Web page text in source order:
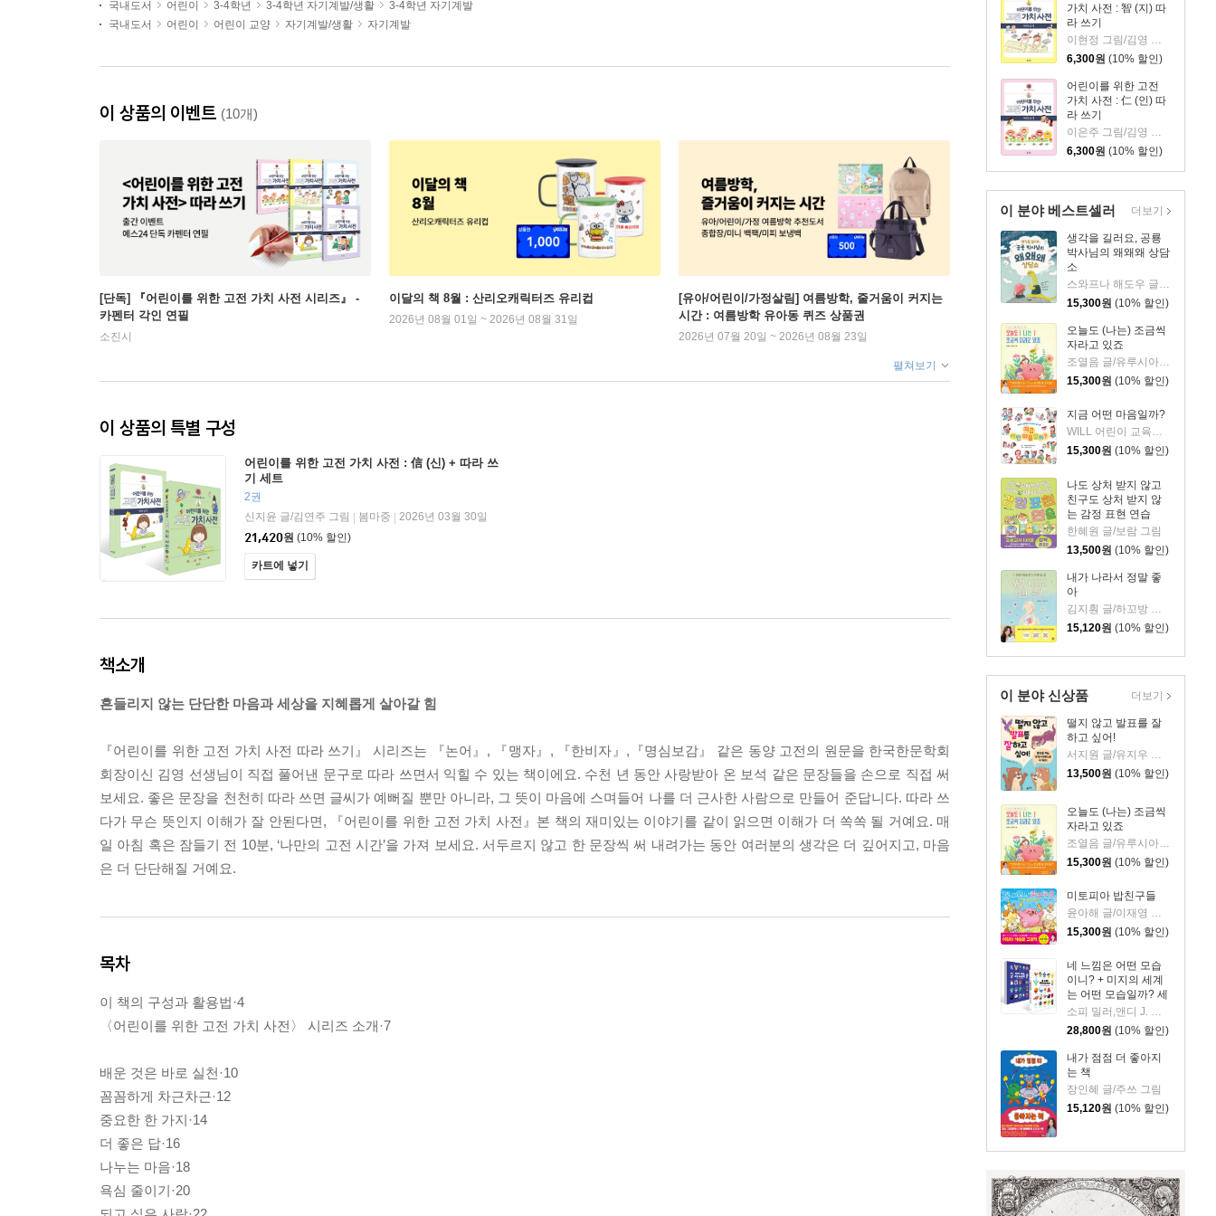
가치 사전 : 智 (지) 따
라 쓰기
이현정 그림/김영 감수
6,300원 (10% 할인)
어린이를 위한 고전
가치 사전 : 仁 (인) 따
라 쓰기
이은주 그림/김영 감수
6,300원 (10% 할인)
이 분야 베스트셀러
생각을 길러요, 공룡
박사님의 왜왜왜 상담
소
스와프나 해도우 글/이팅 리 그림/엠버 오웬 감수/엄혜숙 역
15,300원 (10% 할인)
오늘도 (나는) 조금씩
자라고 있죠
조열음 글/유루시아 그림
15,300원 (10% 할인)
지금 어떤 마음일까?
WILL 어린이 교육연구소 글/스미모토 나나미 그림
15,300원 (10% 할인)
나도 상처 받지 않고
친구도 상처 받지 않
는 감정 표현 연습
한혜원 글/보람 그림
13,500원 (10% 할인)
내가 나라서 정말 좋
아
김지훤 글/하꼬방 그림
15,120원 (10% 할인)
더보기
이 분야 신상품
떨지 않고 발표를 잘
하고 싶어!
서지원 글/유지우 그림
13,500원 (10% 할인)
오늘도 (나는) 조금씩
자라고 있죠
15,300원 (10% 할인)
미토피아 밥친구들
윤아해 글/이재영 그림
15,300원 (10% 할인)
네 느낌은 어떤 모습
이니? + 미지의 세계
는 어떤 모습일까? 세
트
소피 밀러,앤디 J. 피자 글그림/김세실 역
28,800원 (10% 할인)
내가 점점 더 좋아지
는 책
장인혜 글/주쓰 그림
15,120원 (10% 할인)
더보기
국내도서
어린이 3-4학년 3-4학년 자기계발/생활
3-4학년 자기계발
국내도서
어린이 어린이 교양 자기계발/생활 자기계발
이 상품의 이벤트 (10개)
[단독] 『어린이를 위한 고전 가치 사전 시리즈』 -
카펜터 각인 연필
소진시
이달의 책 8월 : 산리오캐릭터즈 유리컵
2026년 08월 01일 ~ 2026년 08월 31일
[유아/어린이/가정살림] 여름방학, 줄거움이 커지는
시간 : 여름방학 유아동 퀴즈 상품권
2026년 07월 20일 ~ 2026년 08월 23일
펼쳐보기
이 상품의 특별 구성
어린이를 위한 고전 가치 사전 : 信 (신) + 따라 쓰
기 세트
2권
신지윤 글/김연주 그림
봄마중
2026년 03월 30일
21,420원 (10% 할인)
카트에 넣기
책소개
흔들리지 않는 단단한 마음과 세상을 지혜롭게 살아갈 힘
『어린이를 위한 고전 가치 사전 따라 쓰기』 시리즈는 『논어』, 『맹자』, 『한비자』,『명심보감』 같은 동양 고전의 원문을 한국한문학회
회장이신 김영 선생님이 직접 풀어낸 문구로 따라 쓰면서 익힐 수 있는 책이에요. 수천 년 동안 사랑받아 온 보석 같은 문장들을 손으로 직접 써
보세요. 좋은 문장을 천천히 따라 쓰면 글씨가 예뻐질 뿐만 아니라, 그 뜻이 마음에 스며들어 나를 더 근사한 사람으로 만들어 준답니다. 따라 쓰
다가 무슨 뜻인지 이해가 잘 안된다면, 『어린이를 위한 고전 가치 사전』본 책의 재미있는 이야기를 같이 읽으면 이해가 더 쏙쏙 될 거예요. 매
일 아침 혹은 잠들기 전 10분, ‘나만의 고전 시간’을 가져 보세요. 서두르지 않고 한 문장씩 써 내려가는 동안 여러분의 생각은 더 깊어지고, 마음
은 더 단단해질 거예요.
목차
이 책의 구성과 활용법·4
〈어린이를 위한 고전 가치 사전〉 시리즈 소개·7
배운 것은 바로 실천·10
꼼꼼하게 차근차근·12
중요한 한 가지·14
더 좋은 답·16
나누는 마음·18
욕심 줄이기·20